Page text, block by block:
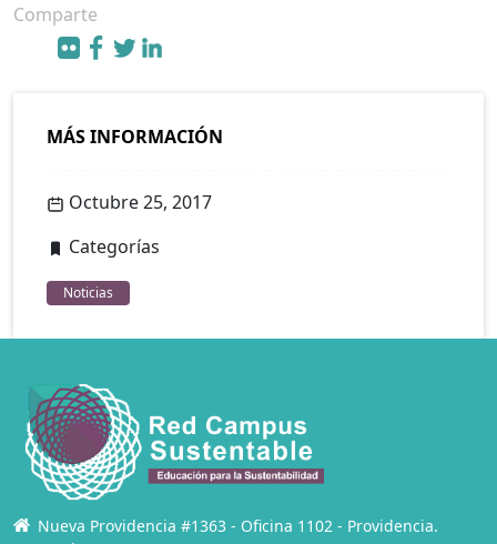
Comparte
MÁS INFORMACIÓN
Octubre 25, 2017
Categorías
Noticias
Nueva Providencia #1363 - Oficina 1102 - Providencia.